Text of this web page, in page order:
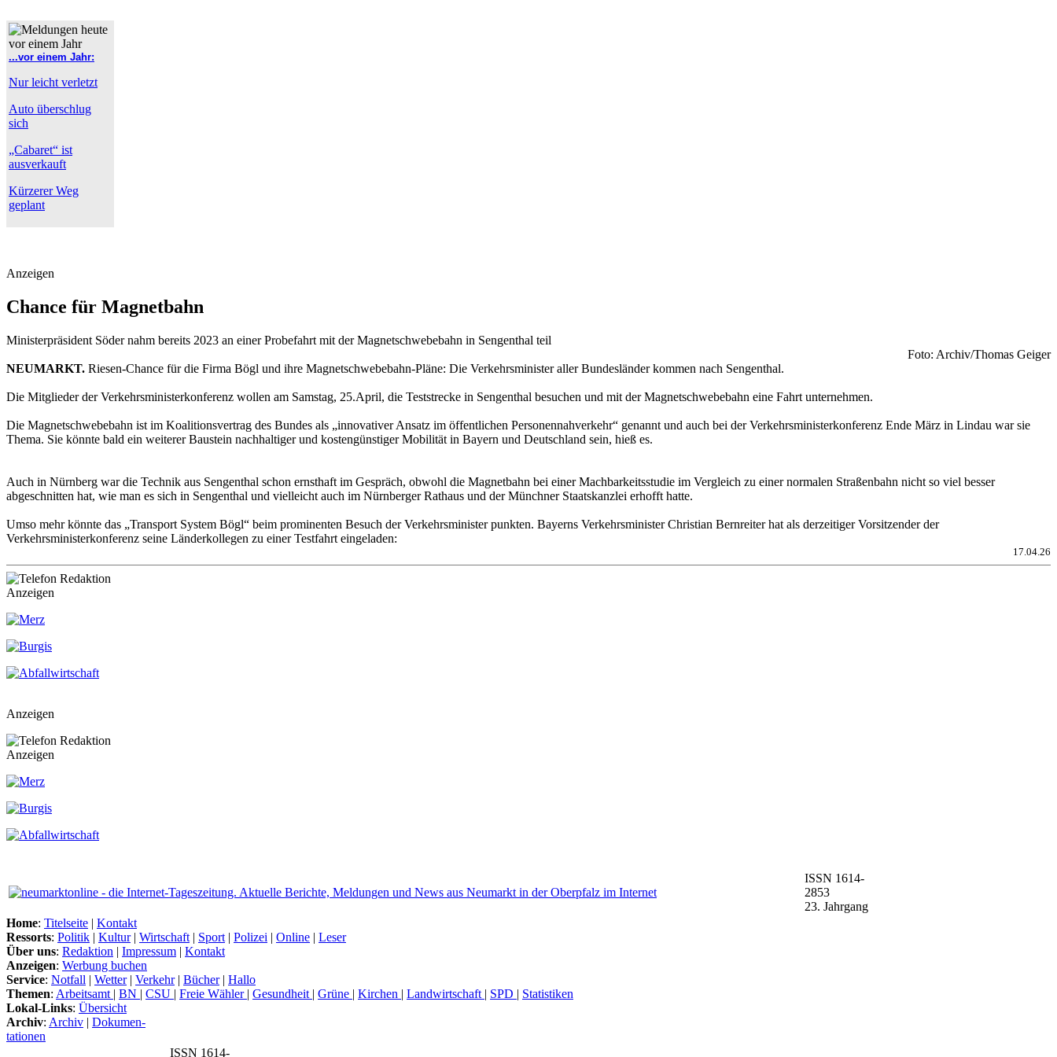
...vor einem Jahr:
Nur leicht verletzt
Auto überschlug
sich
„Cabaret“ ist
ausverkauft
Kürzerer Weg
geplant
Anzeigen
Chance für Magnetbahn
Ministerpräsident Söder nahm bereits 2023 an einer Probefahrt mit der Magnetschwebebahn in Sengenthal teil
Foto: Archiv/Thomas Geiger
NEUMARKT. Riesen-Chance für die Firma Bögl und ihre Magnetschwebebahn-Pläne: Die Verkehrsminister aller Bundesländer kommen nach Sengenthal.
Die Mitglieder der Verkehrsministerkonferenz wollen am Samstag, 25.April, die Teststrecke in Sengenthal besuchen und mit der Magnetschwebebahn eine Fahrt unternehmen.
Die Magnetschwebebahn ist im Koalitionsvertrag des Bundes als „innovativer Ansatz im öffentlichen Personennahverkehr“ genannt und auch bei der Verkehrsministerkonferenz Ende März in Lindau war sie
Thema. Sie könnte bald ein weiterer Baustein nachhaltiger und kostengünstiger Mobilität in Bayern und Deutschland sein, hieß es.
Auch in Nürnberg war die Technik aus Sengenthal schon ernsthaft im Gespräch, obwohl die Magnetbahn bei einer Machbarkeitsstudie im Vergleich zu einer normalen Straßenbahn nicht so viel besser
abgeschnitten hat, wie man es sich in Sengenthal und vielleicht auch im Nürnberger Rathaus und der Münchner Staatskanzlei erhofft hatte.
Umso mehr könnte das „Transport System Bögl“ beim prominenten Besuch der Verkehrsminister punkten. Bayerns Verkehrsminister Christian Bernreiter hat als derzeitiger Vorsitzender der
Verkehrsministerkonferenz seine Länderkollegen zu einer Testfahrt eingeladen:
17.04.26
Anzeigen
Anzeigen
Anzeigen
ISSN 1614-
2853
23. Jahrgang
Home: Titelseite | Kontakt
Ressorts: Politik | Kultur| Wirtschaft | Sport | Polizei | Online | Leser
Über uns: Redaktion | Impressum | Kontakt
Anzeigen: Werbung buchen
Service: Notfall | Wetter| Verkehr| Bücher| Hallo
Themen: Arbeitsamt | BN | CSU | Freie Wähler | Gesundheit | Grüne | Kirchen | Landwirtschaft | SPD | Statistiken
Lokal-Links: Übersicht
Archiv: Archiv | Dokumen-
tationen
ISSN 1614-